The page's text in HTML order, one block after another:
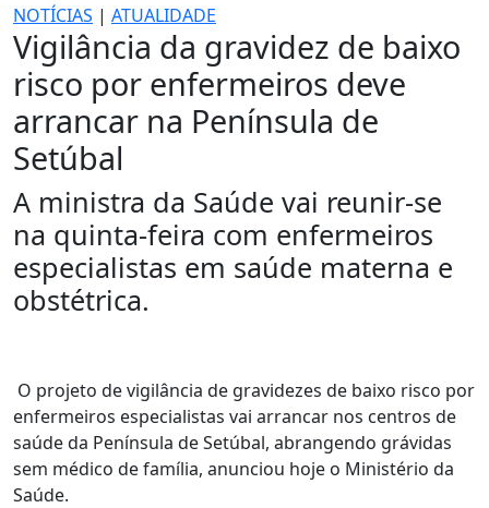
NOTÍCIAS | ATUALIDADE
Vigilância da gravidez de baixo
risco por enfermeiros deve
arrancar na Península de
Setúbal
A ministra da Saúde vai reunir-se
na quinta-feira com enfermeiros
especialistas em saúde materna e
obstétrica.
O projeto de vigilância de gravidezes de baixo risco por
enfermeiros especialistas vai arrancar nos centros de
saúde da Península de Setúbal, abrangendo grávidas
sem médico de família, anunciou hoje o Ministério da
Saúde.